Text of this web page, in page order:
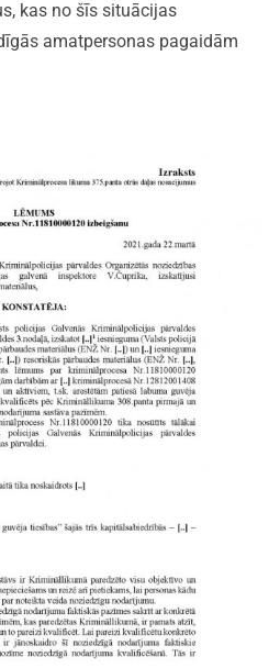
kas no šīs situācijas
amatpersonas pagaidām